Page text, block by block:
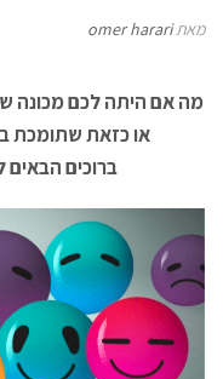
מאתomer harari
מה אם היתה לכם מכונה
או כזאת שתומכת
ברוכים הבאים